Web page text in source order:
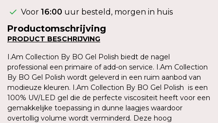
Voor 16:00 uur besteld, morgen in huis
Productomschrijving
PRODUCT BESCHRIJVING
I.Am Collection By BO Gel Polish biedt de nagel
professional een primaire of add-on service. I.Am Collection
By BO Gel Polish wordt geleverd in een ruim aanbod van
modieuze kleuren. I.Am Collection By BO Gel Polish is een
100% UV/LED gel die de perfecte viscositeit heeft voor een
gemakkelijke toepassing in dunne laagjes waardoor
overtollig volume wordt verminderd. Deze hoog